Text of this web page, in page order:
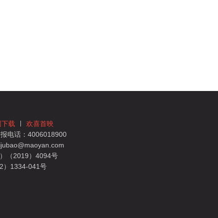
下载
欢喜首映
电话：4006018900
（2019）4094号
）1334-041号